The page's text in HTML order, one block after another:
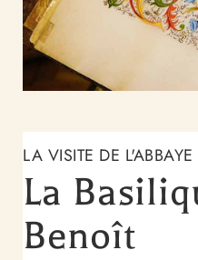
LA VISITE DE
La
Benoît